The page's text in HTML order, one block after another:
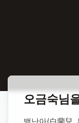
합동 추모 오금
오금숙님